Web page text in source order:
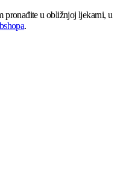
pronađite u obližnjoj ljekarni, u
.